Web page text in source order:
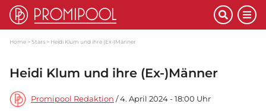
Home Stars Heidi Klum und ihre (Ex-)Männer
Heidi Klum und ihre (Ex-)Männer
Promipool Redaktion / 4. April 2024 - 18:00 Uhr